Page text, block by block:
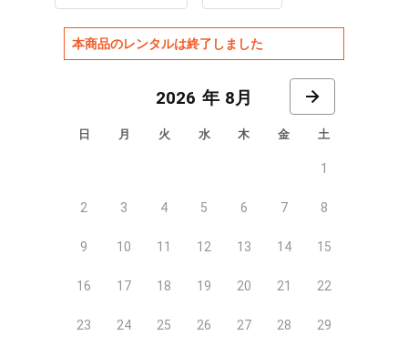
本商品のレンタルは終了しました
8月
日 月 火 水 木 金 土
1
2 3 4 5 6 7 8
9 10 11 12 13 14 15
16 17 18 19 20 21 22
23 24 25 26 27 28 29